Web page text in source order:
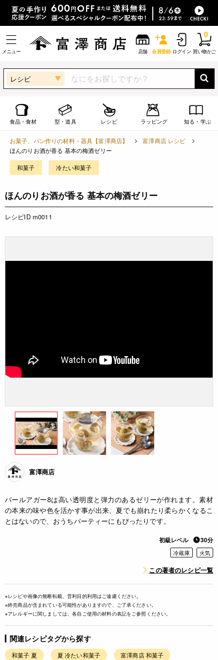
メニュー 店舗 会員登録 ログイン 買い物かご
0
レシピ
食品・食材 型・道具 レシピ ラッピング 知る・学ぶ
お菓子、パン作りの材料・器具【富澤商店】
富澤商店 レシピ
ほんのりお酒が香る 基本の梅酒ゼリー
和菓子 冷たい和菓子
ほんのりお酒が香る 基本の梅酒ゼリー
レシピID m0011
富澤商店
パールアガー8は高い透明度と弾力のあるゼリーが作れます。素材
の本来の味や色を活かす事が出来、夏でも崩れたり柔らかくなるこ
とはないので、おうちパーティーにもぴったりです。
初級レベル 30分
冷蔵庫 火気
この著者のレシピ一覧
※レシピや画像の無断転載、営利目的利用はご遠慮ください。
※終売商品が含まれている可能性がありますので、ご了承ください。
※アレルギーに関しましては、各自ご使用の材料の表記をご参照ください。
関連レシピタグから探す
和菓子 夏 夏 冷たい和菓子 富澤商店 和菓子